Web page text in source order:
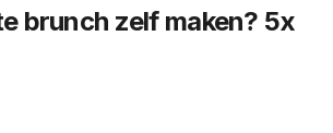
brunch zelf maken? 5x